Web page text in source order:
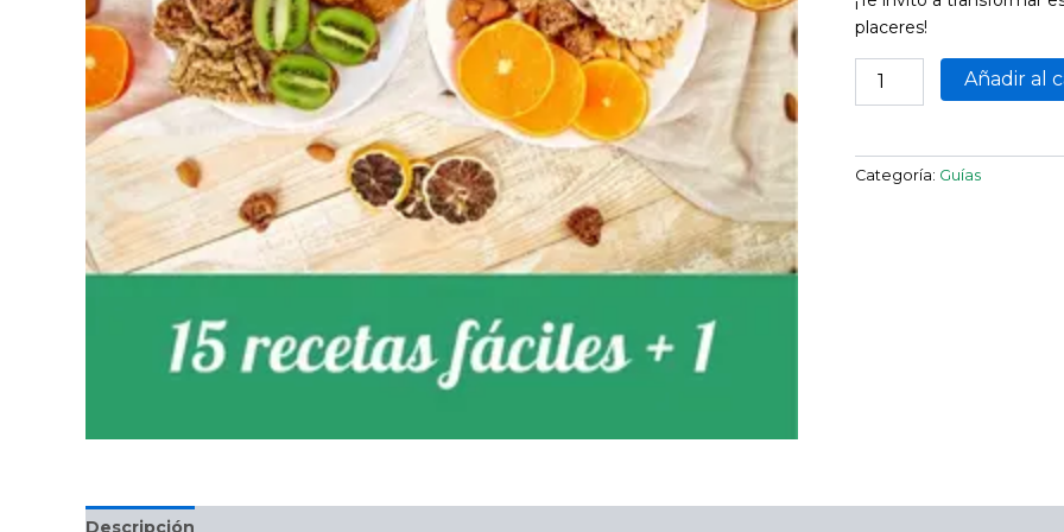
placeres!
Añadir al
Categoría: Guías
Descripción